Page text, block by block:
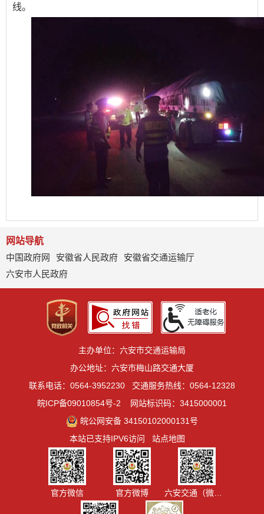
线。
网站导航
中国政府网
安徽省人民政府
安徽省交通运输厅
六安市人民政府
主办单位：六安市交通运输局
办公地址：六安市梅山路交通大厦
联系电话：0564-3952230
交通服务热线：0564-12328
皖ICP备09010854号-2
网站标识码：3415000001
皖公网安备 34150102000131号
本站已支持IPV6访问
站点地图
官方微信 官方微博